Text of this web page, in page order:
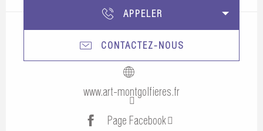
APPELER
CONTACTEZ-NOUS
www.art-montgolfieres.fr
Page Facebook